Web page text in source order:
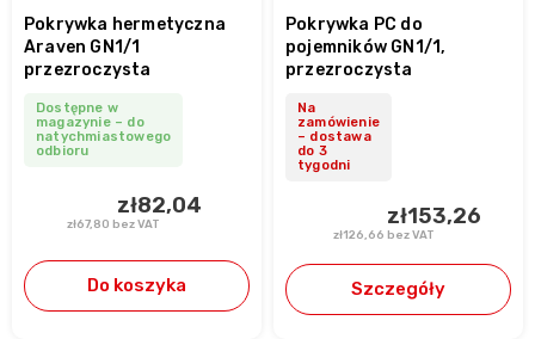
Pokrywka hermetyczna
Araven GN1/1
przezroczysta
Dostępne w
magazynie – do
natychmiastowego
odbioru
zł67,80 bez VAT
zł82,04
Do koszyka
Pokrywka PC do
pojemników GN1/1,
przezroczysta
Na
zamówienie
– dostawa
do 3
tygodni
zł126,66 bez VAT
zł153,26
Szczegóły